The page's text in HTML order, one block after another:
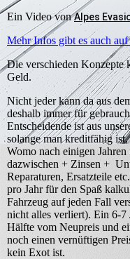
Ein Video vonAlpes
Mehr Infos gibt es auch
Die verschieden Konzepte
Geld.
Nicht jeder kann da aus
deshalb immer für
Entscheidende ist aus
solange man kreditfähig
Womo nach einigen
dazwischen + Zinsen +
Reparaturen, Ersatzteile
pro Jahr für den Spaß
Fahrzeug auf jeden Fall
nicht alles verliert). Ein 6-7
Hälfte vom Neupreis und
noch einen vernüftigen
kein Exot ist.